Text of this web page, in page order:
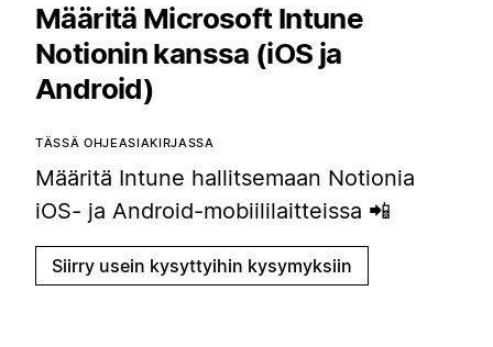
Määritä Microsoft Intune
Notionin kanssa (iOS ja
Android)
TÄSSÄ OHJEASIAKIRJASSA
Määritä Intune hallitsemaan Notionia
iOS- ja Android-mobiililaitteissa 📲
Siirry usein kysyttyihin kysymyksiin